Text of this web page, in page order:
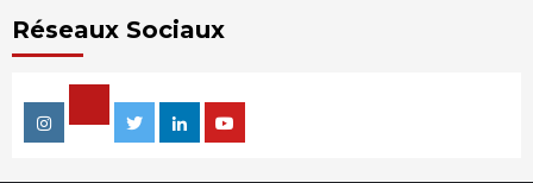
Réseaux Sociaux
Instagram
Facebook
TwitterLinkedin